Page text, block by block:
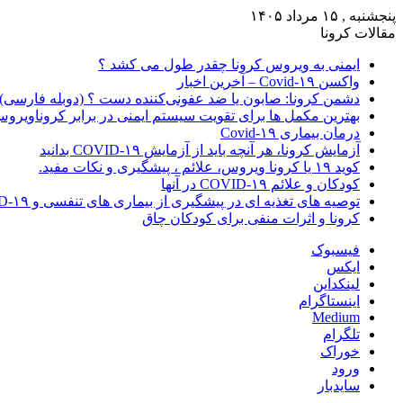
پنجشنبه , ۱۵ مرداد ۱۴۰۵
مقالات کرونا
ایمنی به ویروس کرونا چقدر طول می کشد ؟
واکسن Covid-۱۹ – آخرین اخبار
دشمن کرونا: صابون یا ضد عفونی‌کننده دست ؟ (دوبله فارسی)
بهترین مکمل ها برای تقویت سیستم ایمنی در برابر
درمان بیماری Covid-۱۹
آزمایش کرونا، هر آنچه باید از آزمایش COVID-۱۹ بدانید
کوید ۱۹ یا کرونا ویروس، علائم ، پیشگیری و نکات مفید.
کودکان و علائم COVID-۱۹ در آنها
توصیه های تغذیه ای در پیشگیری از بیماری های تنفسی و COVID-۱۹
کرونا و اثرات منفی برای کودکان چاق
فیسبوک
ایکس
لینکداین
اینستاگرام
Medium
تلگرام
خوراک
ورود
سایدبار